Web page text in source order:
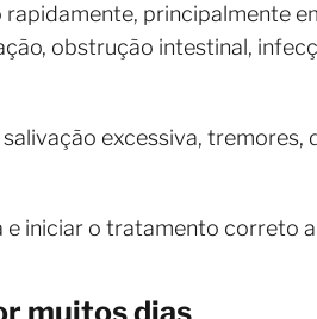
principalmente
obstrução intestinal,
excessiva, tremores,
iniciar o tratamento correto